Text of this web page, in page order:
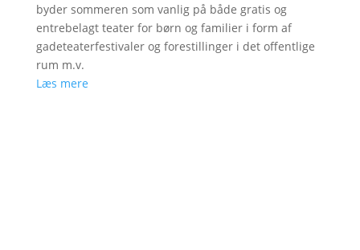
byder sommeren som vanlig på både gratis og
entrebelagt teater for børn og familier i form af
gadeteaterfestivaler og forestillinger i det offentlige
rum m.v.
Læs mere